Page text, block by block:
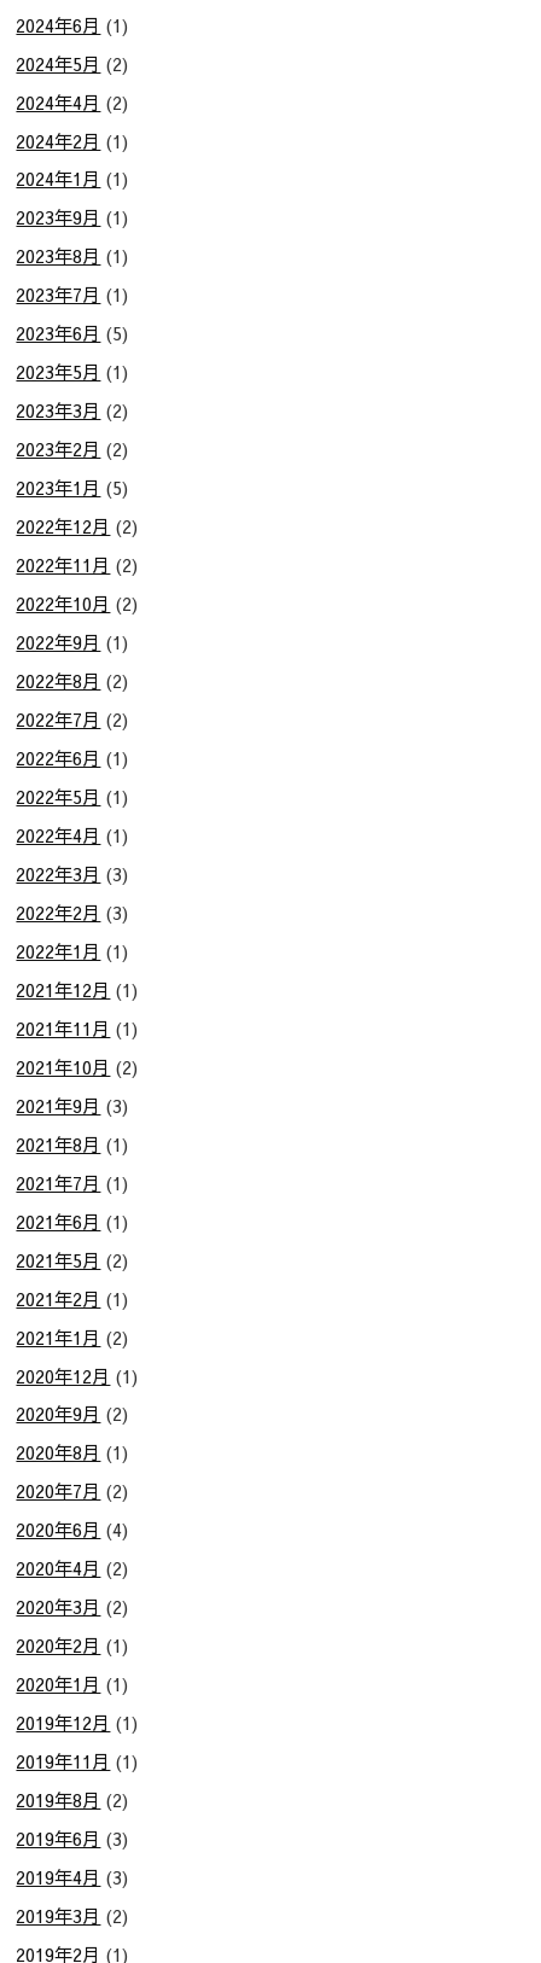
2024年6月 (1)
2024年5月 (2)
2024年4月 (2)
2024年2月 (1)
2024年1月 (1)
2023年9月 (1)
2023年8月 (1)
2023年7月 (1)
2023年6月 (5)
2023年5月 (1)
2023年3月 (2)
2023年2月 (2)
2023年1月 (5)
2022年12月 (2)
2022年11月 (2)
2022年10月 (2)
2022年9月 (1)
2022年8月 (2)
2022年7月 (2)
2022年6月 (1)
2022年5月 (1)
2022年4月 (1)
2022年3月 (3)
2022年2月 (3)
2022年1月 (1)
2021年12月 (1)
2021年11月 (1)
2021年10月 (2)
2021年9月 (3)
2021年8月 (1)
2021年7月 (1)
2021年6月 (1)
2021年5月 (2)
2021年2月 (1)
2021年1月 (2)
2020年12月 (1)
2020年9月 (2)
2020年8月 (1)
2020年7月 (2)
2020年6月 (4)
2020年4月 (2)
2020年3月 (2)
2020年2月 (1)
2020年1月 (1)
2019年12月 (1)
2019年11月 (1)
2019年8月 (2)
2019年6月 (3)
2019年4月 (3)
2019年3月 (2)
2019年2月 (1)